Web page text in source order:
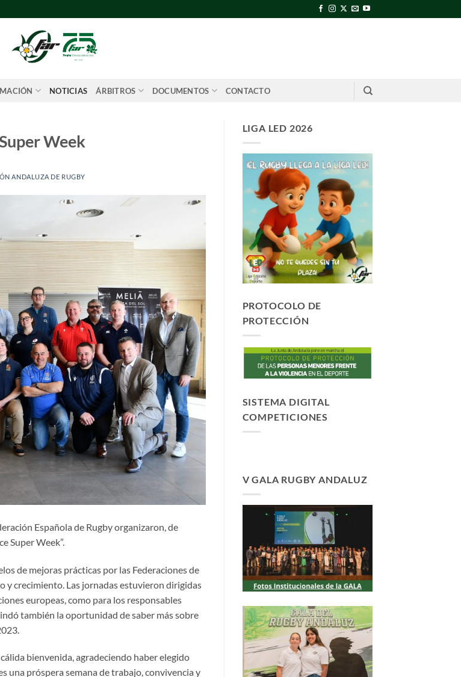
NOTICIAS ÁRBITROS DOCUMENTOS CONTACTO
Week
ANDALUZA DE RUGBY
Española de Rugby organizaron, de
Super Week”.
de mejoras prácticas por las Federaciones de
y crecimiento. Las jornadas estuvieron dirigidas
europeas, como para los responsables
también la oportunidad de saber más sobre
bienvenida, agradeciendo haber elegido
una próspera semana de trabajo, convivencia y
LIGA LED 2026
PROTOCOLO DE
PROTECCIÓN
SISTEMA DIGITAL
COMPETICIONES
V GALA RUGBY ANDALUZ